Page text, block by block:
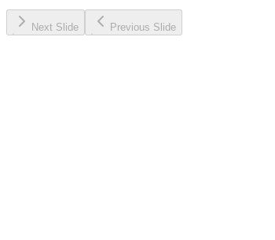
Next Slide Previous Slide